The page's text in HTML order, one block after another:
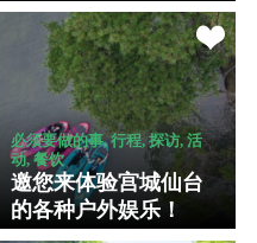
必须要做的事, 行程, 探访, 活
动, 餐饮
邀您来体验宫城仙台
的各种户外娱乐！